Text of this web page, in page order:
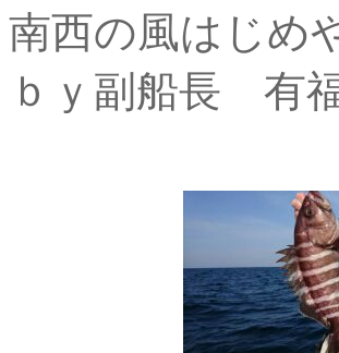
南西の風はじめ
ｂｙ副船長 有